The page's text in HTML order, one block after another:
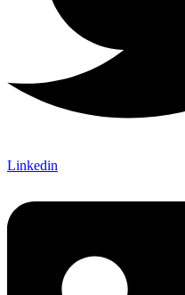
Linkedin